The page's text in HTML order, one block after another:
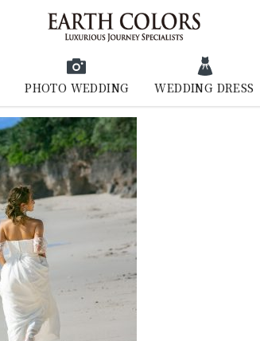
PHOTO WEDDING WEDDING DRESS